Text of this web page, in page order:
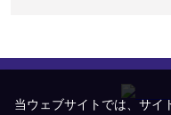
本サービ
化された情
当ウェブサイトでは、サイ